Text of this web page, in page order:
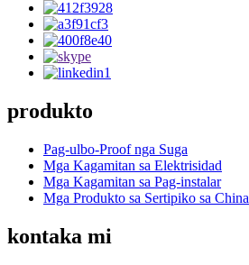
produkto
Pag-ulbo-Proof nga Suga
Mga Kagamitan sa Elektrisidad
Mga Kagamitan sa Pag-instalar
Mga Produkto sa Sertipiko sa China
kontaka mi